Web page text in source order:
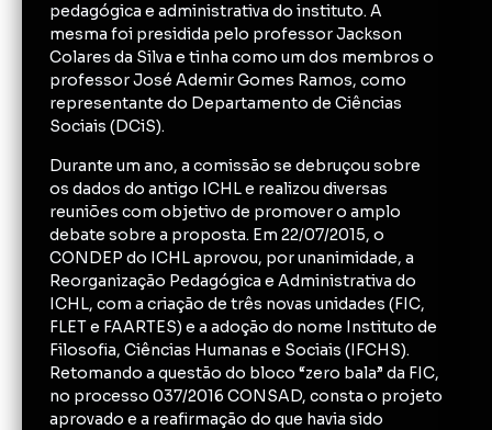
pedagógica e administrativa do instituto. A
mesma foi presidida pelo professor Jackson
Colares da Silva e tinha como um dos membros o
professor José Ademir Gomes Ramos, como
representante do Departamento de Ciências
Sociais (DCiS).
Durante um ano, a comissão se debruçou sobre
os dados do antigo ICHL e realizou diversas
reuniões com objetivo de promover o amplo
debate sobre a proposta. Em 22/07/2015, o
CONDEP do ICHL aprovou, por unanimidade, a
Reorganização Pedagógica e Administrativa do
ICHL, com a criação de três novas unidades (FIC,
FLET e FAARTES) e a adoção do nome Instituto de
Filosofia, Ciências Humanas e Sociais (IFCHS).
Retomando a questão do bloco “zero bala” da FIC,
no processo 037/2016 CONSAD, consta o projeto
aprovado e a reafirmação do que havia sido